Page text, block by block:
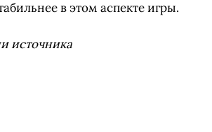
в этом аспекте игры.
источника